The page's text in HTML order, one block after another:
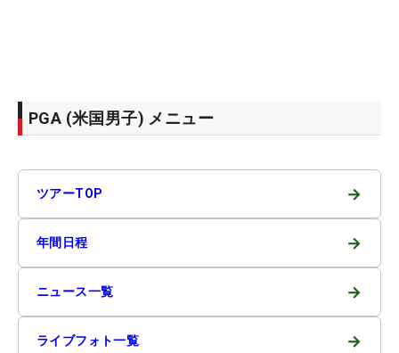
PGA (米国男子) メニュー
ツアーTOP →
年間日程 →
ニュース一覧 →
ライブフォト一覧 →